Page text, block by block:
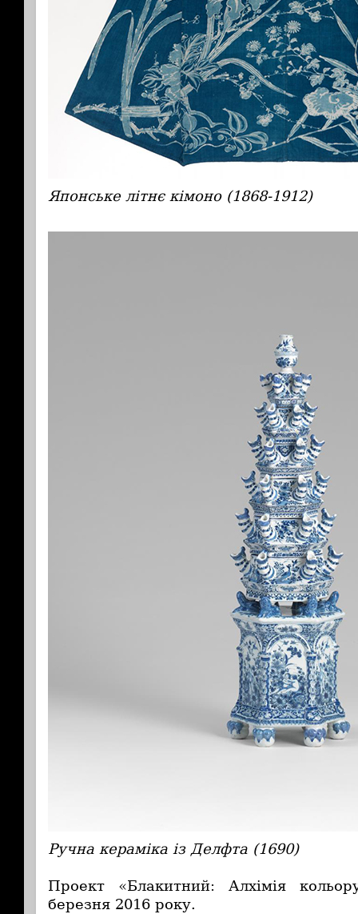
Японське літнє кімоно (1868-1912)
Ручна кераміка із Делфта (1690)
Проект «Блакитний: Алхімія
березня 2016 року.